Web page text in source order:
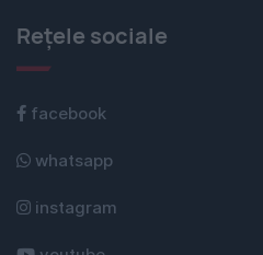
Rețele sociale
facebook
whatsapp
instagram